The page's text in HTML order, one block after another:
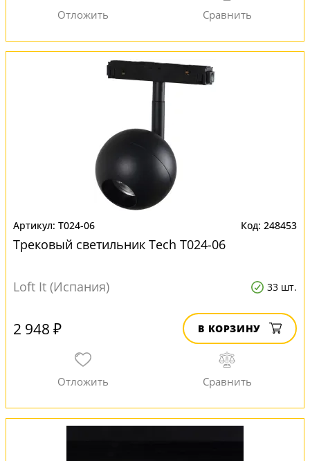
T024-06 248453
Трековый светильник Tech T024-06
Loft It (Испания) 33 шт.
2 948 ₽ В КОРЗИНУ